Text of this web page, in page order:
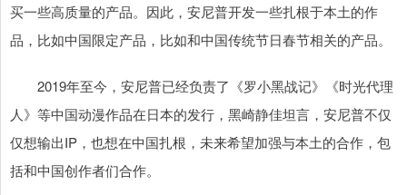
买一些高质量的产品。因此，安尼普开发一些扎根于本土的作
品，比如中国限定产品，比如和中国传统节日春节相关的产品。
2019年至今，安尼普已经负责了《罗小黑战记》《时光代理
人》等中国动漫作品在日本的发行，黑崎静佳坦言，安尼普不仅
仅想输出IP，也想在中国扎根，未来希望加强与本土的合作，包
括和中国创作者们合作。